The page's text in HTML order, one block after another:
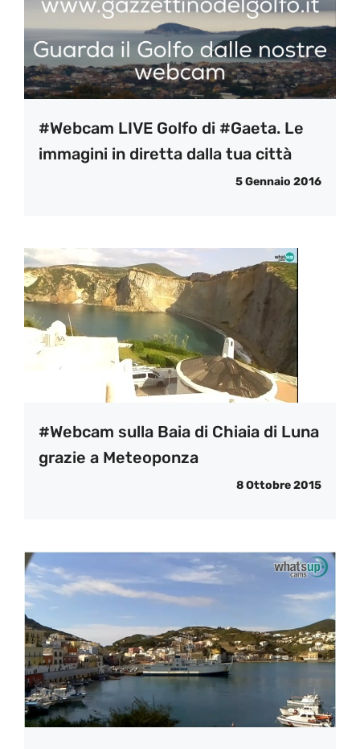
#Webcam LIVE Golfo di #Gaeta. Le
immagini in diretta dalla tua città
5 Gennaio 2016
#Webcam sulla Baia di Chiaia di Luna
grazie a Meteoponza
8 Ottobre 2015